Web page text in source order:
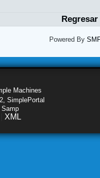
Powered By
Machines
SimplePortal
XML